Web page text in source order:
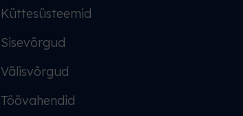
Küttesüsteemid
Sisevõrgud
Välisvõrgud
Töövahendid